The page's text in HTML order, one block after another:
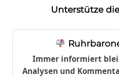
Unterstütze
Immer informiert
Analysen und